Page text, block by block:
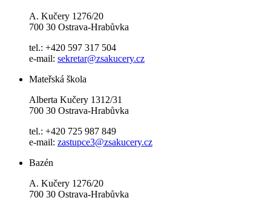
A. Kučery 1276/20
700 30 Ostrava-Hrabůvka
tel.: +420 597 317 504
e-mail: sekretar@zsakucery.cz
Mateřská škola
Alberta Kučery 1312/31
700 30 Ostrava-Hrabůvka
tel.: +420 725 987 849
e-mail: zastupce3@zsakucery.cz
Bazén
A. Kučery 1276/20
700 30 Ostrava-Hrabůvka